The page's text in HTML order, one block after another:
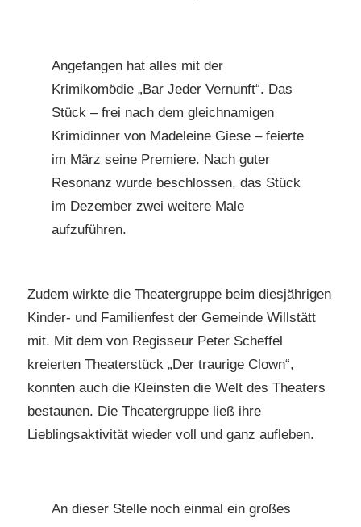
Angefangen hat alles mit der
Krimikomödie „Bar Jeder Vernunft“. Das
Stück – frei nach dem gleichnamigen
Krimidinner von Madeleine Giese – feierte
im März seine Premiere. Nach guter
Resonanz wurde beschlossen, das Stück
im Dezember zwei weitere Male
aufzuführen.
Zudem wirkte die Theatergruppe beim diesjährigen
Kinder- und Familienfest der Gemeinde Willstätt
mit. Mit dem von Regisseur Peter Scheffel
kreierten Theaterstück „Der traurige Clown“,
konnten auch die Kleinsten die Welt des Theaters
bestaunen. Die Theatergruppe ließ ihre
Lieblingsaktivität wieder voll und ganz aufleben.
An dieser Stelle noch einmal ein großes